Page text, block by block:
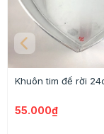
Khuôn tim đế rời
55.000₫